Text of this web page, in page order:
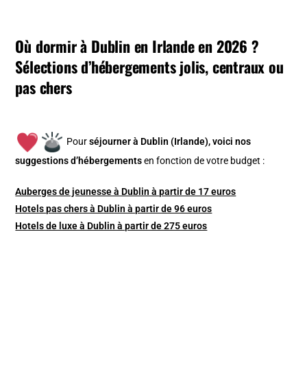
Où dormir à Dublin en Irlande en 2026 ?
Sélections d’hébergements jolis, centraux ou
pas chers
Pourséjourner à Dublin (Irlande), voici nos
suggestions d’hébergements en fonction de votre budget :
Auberges de jeunesse à Dublin à partir de 17 euros
Hotels pas chers à Dublin à partir de 96 euros
Hotels de luxe à Dublin à partir de 275 euros